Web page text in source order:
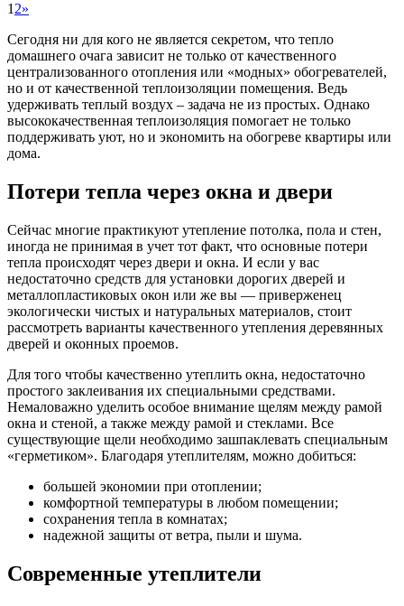
1 2»
Сегодня ни для кого не является секретом, что тепло
домашнего очага зависит не только от качественного
централизованного отопления или «модных» обогревателей,
но и от качественной теплоизоляции помещения. Ведь
удерживать теплый воздух – задача не из простых. Однако
высококачественная теплоизоляция помогает не только
поддерживать уют, но и экономить на обогреве квартиры или
дома.
Потери тепла через окна и двери
Сейчас многие практикуют утепление потолка, пола и стен,
иногда не принимая в учет тот факт, что основные потери
тепла происходят через двери и окна. И если у вас
недостаточно средств для установки дорогих дверей и
металлопластиковых окон или же вы — приверженец
экологически чистых и натуральных материалов, стоит
рассмотреть варианты качественного утепления деревянных
дверей и оконных проемов.
Для того чтобы качественно утеплить окна, недостаточно
простого заклеивания их специальными средствами.
Немаловажно уделить особое внимание щелям между рамой
окна и стеной, а также между рамой и стеклами. Все
существующие щели необходимо зашпаклевать специальным
«герметиком». Благодаря утеплителям, можно добиться:
большей экономии при отоплении;
комфортной температуры в любом помещении;
сохранения тепла в комнатах;
надежной защиты от ветра, пыли и шума.
Современные утеплители